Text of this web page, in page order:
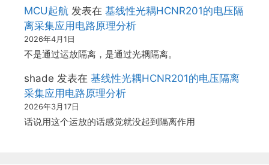
MCU起航 发表在 基线性光耦HCNR201的电压隔
离采集应用电路原理分析
2026年4月1日
不是通过运放隔离，是通过光耦隔离。
shade 发表在 基线性光耦HCNR201的电压隔离
采集应用电路原理分析
2026年3月17日
话说用这个运放的话感觉就没起到隔离作用